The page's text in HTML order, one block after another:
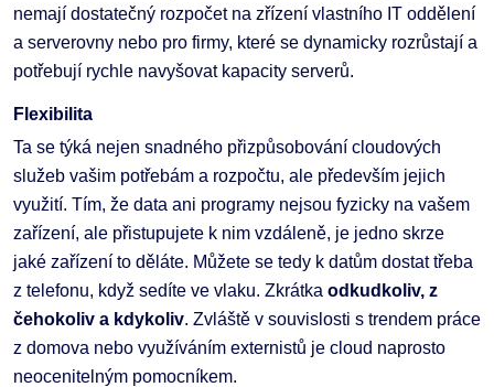
nemají dostatečný rozpočet na zřízení vlastního IT oddělení
a serverovny nebo pro firmy, které se dynamicky rozrůstají a
potřebují rychle navyšovat kapacity serverů.
Flexibilita
Ta se týká nejen snadného přizpůsobování cloudových
služeb vašim potřebám a rozpočtu, ale především jejich
využití. Tím, že data ani programy nejsou fyzicky na vašem
zařízení, ale přistupujete k nim vzdáleně, je jedno skrze
jaké zařízení to děláte. Můžete se tedy k datům dostat třeba
z telefonu, když sedíte ve vlaku. Zkrátka odkudkoliv, z
čehokoliv a kdykoliv. Zvláště v souvislosti s trendem práce
z domova nebo využíváním externistů je cloud naprosto
neocenitelným pomocníkem.